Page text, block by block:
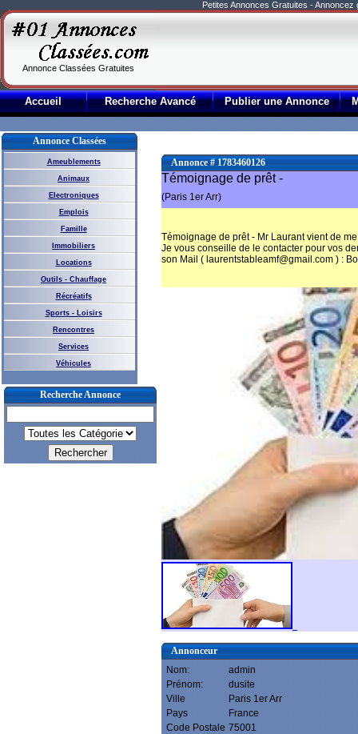
Petites Annonces Gratuites -
Annonce Classées Gratuites
Accueil Recherche Avancé Publier une Annonce
Annonce Classées
Ameublements
Animaux
Electroniques
Emplois
Famille
Immobiliers
Locations
Outils - Chauffage
Récréatifs
Sports - Loisirs
Rencontres
Services
Véhicules
Recherche Annonce
Annonce # 1783460126
Témoignage de prêt -
(Paris 1er Arr)
Témoignage de prêt - Mr Laurant vient de
Je vous conseille de le contacter pour vos
son Mail ( laurentstableamf@gmail.com ) :
Annonceur
Nom:
admin
Prénom:
dusite
Ville
Paris 1er Arr
Pays
France
Code Postale 75001